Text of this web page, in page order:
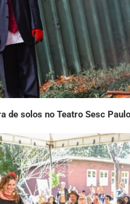
de solos no Teatro Sesc